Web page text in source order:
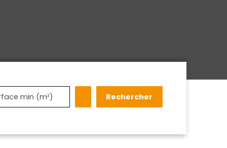
min (m²) Rechercher